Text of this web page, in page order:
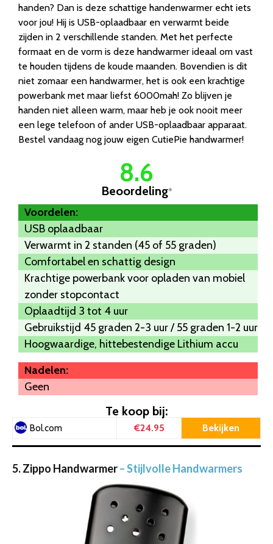
handen? Dan is deze schattige handenwarmer echt iets
voor jou! Hij is USB-oplaadbaar en verwarmt beide
zijden in 2 verschillende standen. Met het perfecte
formaat en de vorm is deze handwarmer ideaal om vast
te houden tijdens de koude maanden. Bovendien is dit
niet zomaar een handwarmer, het is ook een krachtige
powerbank met maar liefst 6000mah! Zo blijven je
handen niet alleen warm, maar heb je ook nooit meer
een lege telefoon of ander USB-oplaadbaar apparaat.
Bestel vandaag nog jouw eigen CutiePie handwarmer!
8.6
Beoordeling*
Voordelen:
USB oplaadbaar
Verwarmt in 2 standen (45 of 55 graden)
Comfortabel en schattig design
Krachtige powerbank voor opladen van mobiel
zonder stopcontact
Oplaadtijd 3 tot 4 uur
Gebruikstijd 45 graden 2-3 uur / 55 graden 1-2 uur
Hoogwaardige, hittebestendige Lithium accu
Nadelen:
Geen
Te koop bij:
Bol.com €24.95 Bekijken
5. Zippo Handwarmer– Stijlvolle Handwarmers